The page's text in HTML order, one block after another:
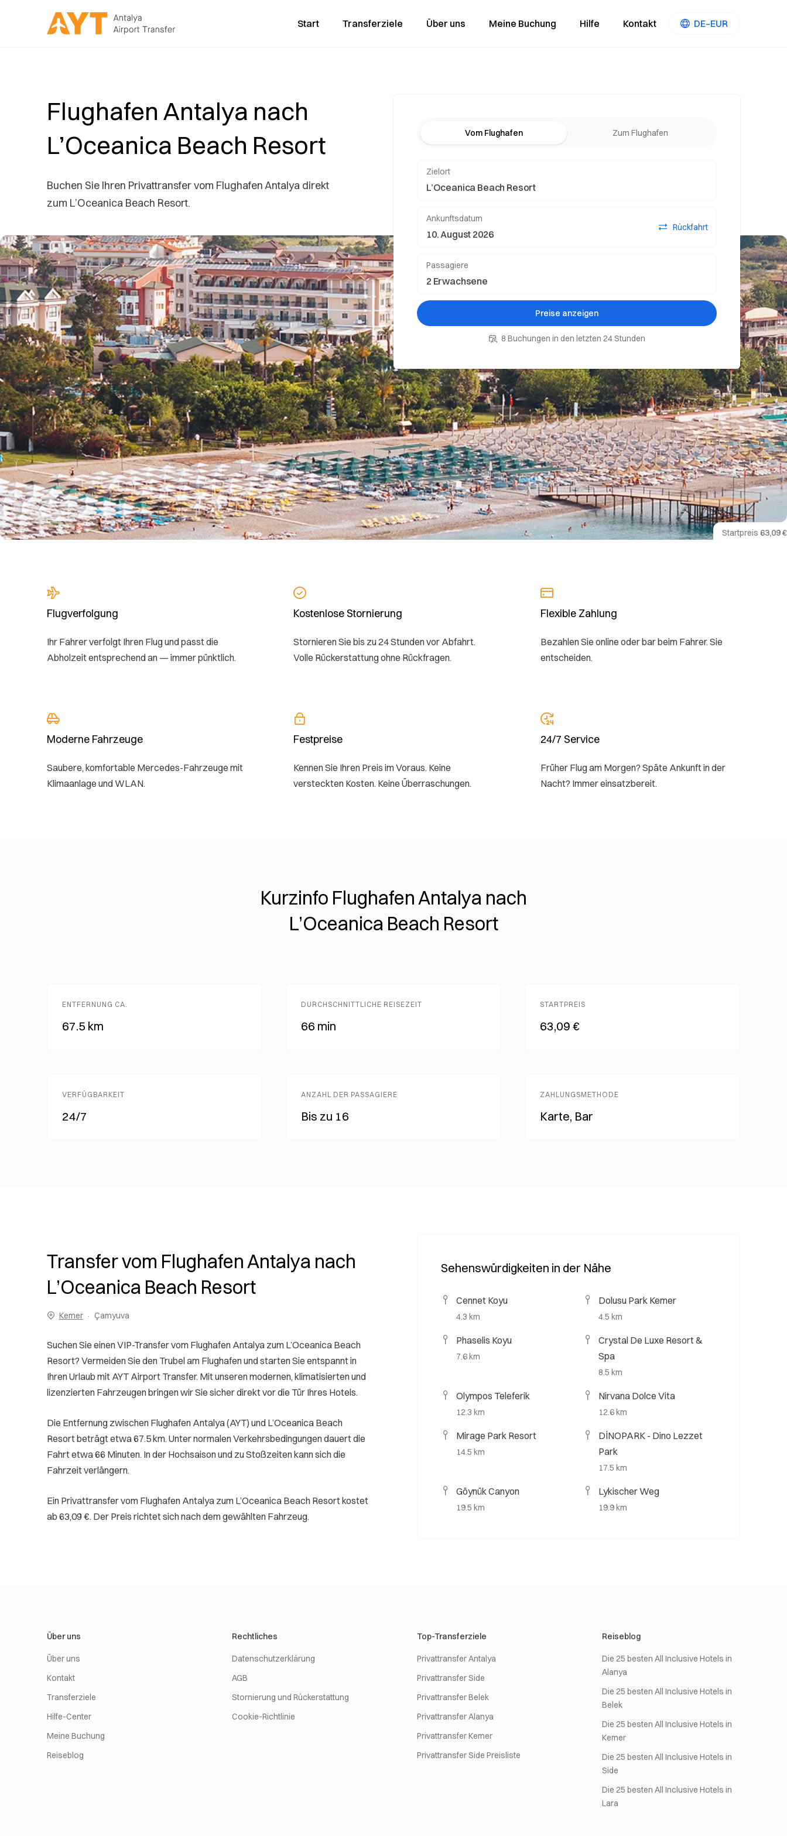
Start Transferziele Über uns Meine Buchung Hilfe Kontakt DE–EUR
Flughafen Antalya nach
L’Oceanica Beach Resort
Buchen Sie Ihren Privattransfer vom Flughafen Antalya direkt
zum L’Oceanica Beach Resort.
Startpreis 63,09 €
Vom Flughafen Zum Flughafen
Zielort
Ankunftsdatum
Rückfahrt
Passagiere
Preise anzeigen
8 Buchungen in den letzten 24 Stunden
Flugverfolgung
Ihr Fahrer verfolgt Ihren Flug und passt die
Abholzeit entsprechend an — immer pünktlich.
Kostenlose Stornierung
Stornieren Sie bis zu 24 Stunden vor Abfahrt.
Volle Rückerstattung ohne Rückfragen.
Flexible Zahlung
Bezahlen Sie online oder bar beim Fahrer. Sie
entscheiden.
Moderne Fahrzeuge
Saubere, komfortable Mercedes-Fahrzeuge mit
Klimaanlage und WLAN.
Festpreise
Kennen Sie Ihren Preis im Voraus. Keine
versteckten Kosten. Keine Überraschungen.
24/7 Service
Früher Flug am Morgen? Späte Ankunft in der
Nacht? Immer einsatzbereit.
Kurzinfo Flughafen Antalya nach
L’Oceanica Beach Resort
ENTFERNUNG CA.
67.5 km
DURCHSCHNITTLICHE REISEZEIT
66 min
STARTPREIS
63,09 €
VERFÜGBARKEIT
24/7
ANZAHL DER PASSAGIERE
Bis zu 16
ZAHLUNGSMETHODE
Karte, Bar
Transfer vom Flughafen Antalya nach
L’Oceanica Beach Resort
Kemer Çamyuva
Suchen Sie einen VIP-Transfer vom Flughafen Antalya zum L’Oceanica Beach
Resort? Vermeiden Sie den Trubel am Flughafen und starten Sie entspannt in
Ihren Urlaub mit AYT Airport Transfer. Mit unseren modernen, klimatisierten und
lizenzierten Fahrzeugen bringen wir Sie sicher direkt vor die Tür Ihres Hotels.
Die Entfernung zwischen Flughafen Antalya (AYT) und L’Oceanica Beach
Resort beträgt etwa 67.5 km. Unter normalen Verkehrsbedingungen dauert die
Fahrt etwa 66 Minuten. In der Hochsaison und zu Stoßzeiten kann sich die
Fahrzeit verlängern.
Ein Privattransfer vom Flughafen Antalya zum L’Oceanica Beach Resort kostet
ab 63,09 €. Der Preis richtet sich nach dem gewählten Fahrzeug.
Sehenswürdigkeiten in der Nähe
Cennet Koyu
4.3 km
Dolusu Park Kemer
4.5 km
Phaselis Koyu
7.6 km
Crystal De Luxe Resort &
Spa
8.5 km
Olympos Teleferik
12.3 km
Nirvana Dolce Vita
12.6 km
Mirage Park Resort
14.5 km
DİNOPARK - Dino Lezzet
Park
17.5 km
Göynük Canyon
19.5 km
Lykischer Weg
19.9 km
Über uns
Über uns
Kontakt
Transferziele
Hilfe-Center
Meine Buchung
Reiseblog
Rechtliches
Datenschutzerklärung
AGB
Stornierung und Rückerstattung
Cookie-Richtlinie
Top-Transferziele
Privattransfer Antalya
Privattransfer Side
Privattransfer Belek
Privattransfer Alanya
Privattransfer Kemer
Privattransfer Side Preisliste
Reiseblog
Die 25 besten All Inclusive Hotels in
Alanya
Die 25 besten All Inclusive Hotels in
Belek
Die 25 besten All Inclusive Hotels in
Kemer
Die 25 besten All Inclusive Hotels in
Side
Die 25 besten All Inclusive Hotels in
Lara